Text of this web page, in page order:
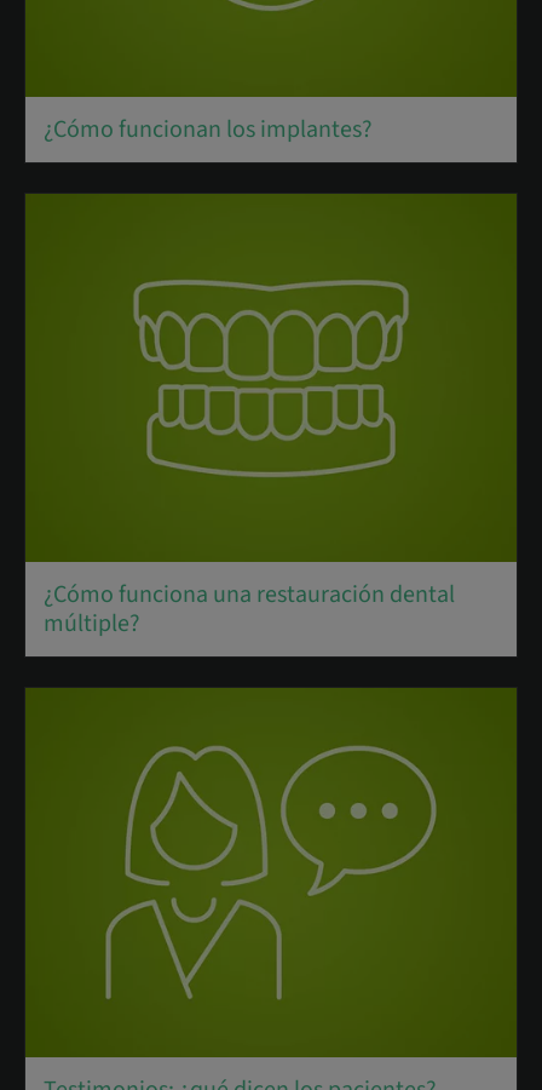
¿Cómo funcionan los implantes?
¿Cómo funciona una restauración dental
múltiple?